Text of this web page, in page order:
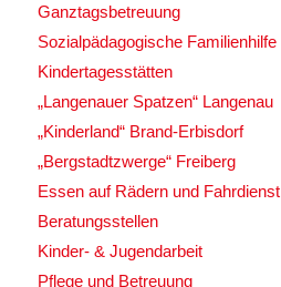
Ganztagsbetreuung
Sozialpädagogische Familienhilfe
Kindertagesstätten
„Langenauer Spatzen“ Langenau
„Kinderland“ Brand-Erbisdorf
„Bergstadtzwerge“ Freiberg
Essen auf Rädern und Fahrdienst
Beratungsstellen
Kinder- & Jugendarbeit
Pflege und Betreuung